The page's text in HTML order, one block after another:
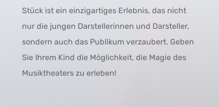
Stück ist ein einzigartiges Erlebnis, das nicht
nur die jungen Darstellerinnen und Darsteller,
sondern auch das Publikum verzaubert. Geben
Sie Ihrem Kind die Möglichkeit, die Magie des
Musiktheaters zu erleben!